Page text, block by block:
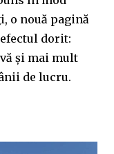
o nouă pagină
dorit:
și mai mult
de lucru.